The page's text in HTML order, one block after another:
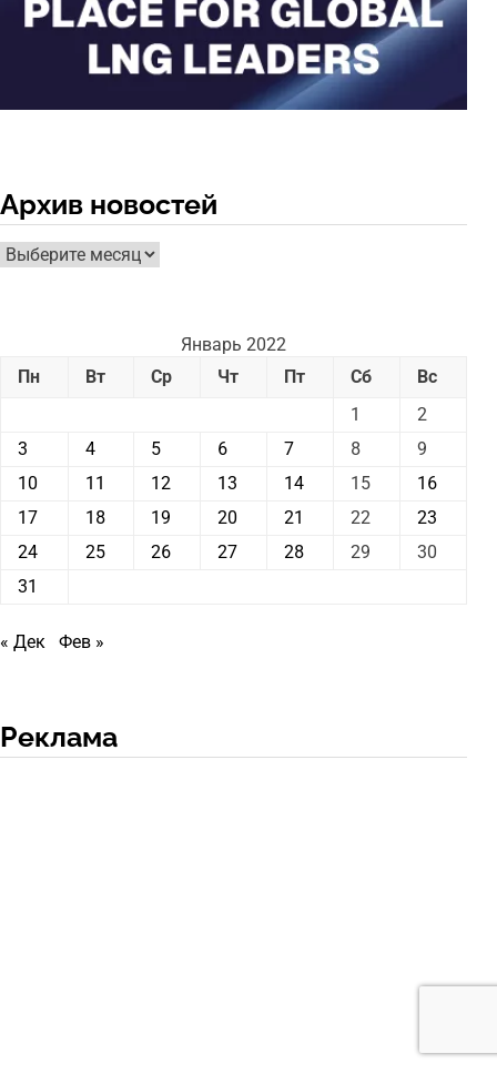
Архив новостей
Архив
новостей
Январь 2022
Пн
Вт Ср Чт Пт Сб
Вс
1
2
3
4 5 6 7 8
9
10
11 12 13 14 15
16
17
18 19 20 21 22
23
24
25 26 27 28 29
30
31
« Дек Фев »
Реклама